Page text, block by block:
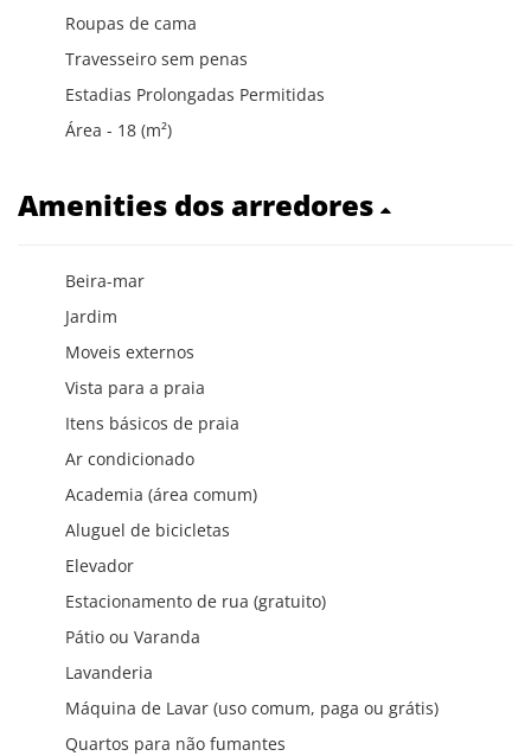
Roupas de cama
Travesseiro sem penas
Estadias Prolongadas Permitidas
Área - 18 (m²)
Amenities dos arredores
Beira-mar
Jardim
Moveis externos
Vista para a praia
Itens básicos de praia
Ar condicionado
Academia (área comum)
Aluguel de bicicletas
Elevador
Estacionamento de rua (gratuito)
Pátio ou Varanda
Lavanderia
Máquina de Lavar (uso comum, paga ou grátis)
Quartos para não fumantes